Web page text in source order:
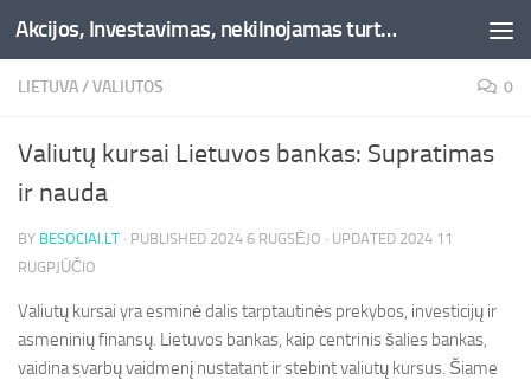
Skip to content Akcijos, Investavimas, nekilnojamas turtas, kriptovaliutos - Besociai.lt
LIETUVA/VALIUTOS 0
Valiutų kursai Lietuvos bankas: Supratimas
ir nauda
BY BESOCIAI.LT · PUBLISHED 2024 6 RUGSĖJO · UPDATED 2024 11
RUGPJŪČIO
Valiutų kursai yra esminė dalis tarptautinės prekybos, investicijų ir
asmeninių finansų. Lietuvos bankas, kaip centrinis šalies bankas,
vaidina svarbų vaidmenį nustatant ir stebint valiutų kursus. Šiame